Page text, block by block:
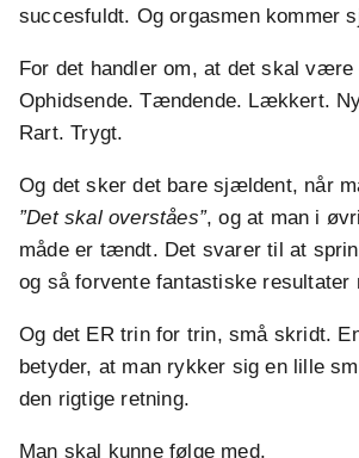
succesfuldt. Og orgasmen kommer
For det handler om, at det skal være
Ophidsende. Tændende. Lækkert.
Rart. Trygt.
Og det sker det bare sjældent, når
”Det skal overståes”, og at man i
måde er tændt. Det svarer til at
og så forvente fantastiske resultater
Og det ER trin for trin, små skridt.
betyder, at man rykker sig en lille
den rigtige retning.
Man skal kunne følge med.